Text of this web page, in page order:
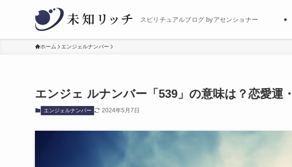
スピリチュアルブログ byアセンショナー
ホーム エンジェルナンバー
エンジェ ルナンバー「539」の意味は？恋愛運
エンジェルナンバー 2024年5月7日